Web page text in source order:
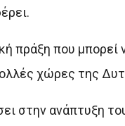
πράξη που
χώρες της
στην ανάπτυξη